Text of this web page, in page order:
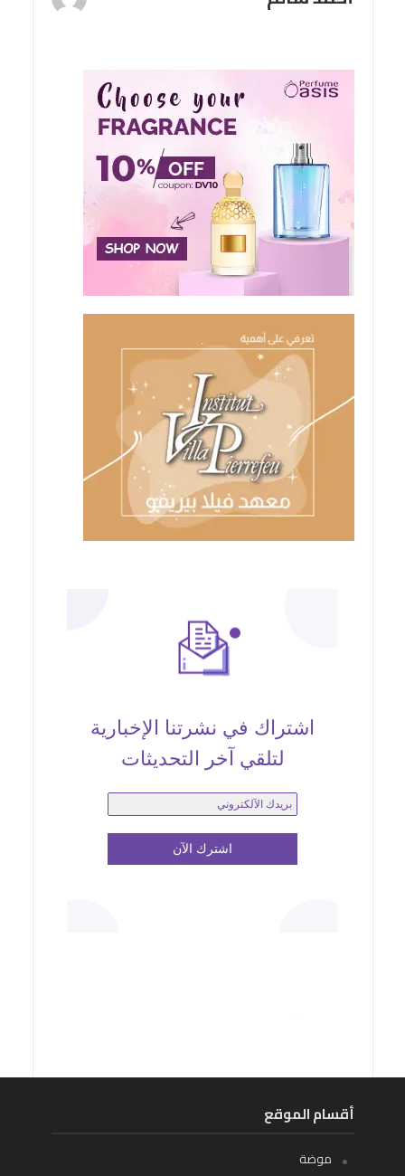
اشتراك في نشرتنا الإخبارية
لتلقي آخر التحديثات
أقسام الموقع
موضة